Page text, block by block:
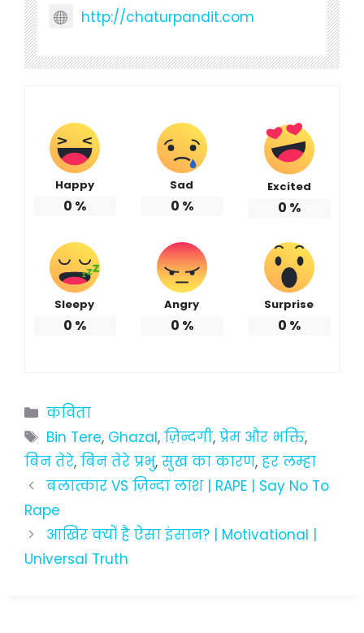
http://chaturpandit.com
Happy
0 %
Sad
0 %
Excited
0 %
Sleepy
0 %
Angry
0 %
Surprise
0 %
Categories
कविता
Tags
Bin Tere, Ghazal,ज़िन्दगी,प्रेम और भक्ति,
बिन तेरे, बिन तेरे प्रभु, सुख का कारण, हर लम्हा
बलात्कार VS ज़िन्दा लाश | RAPE | Say No To
Rape
आखिर क्यों है ऐसा इंसान? | Motivational |
Universal Truth